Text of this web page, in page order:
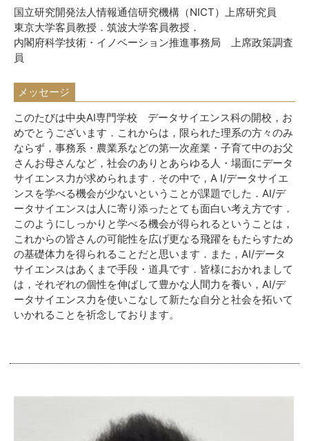
国立研究開発法人情報通信研究機構（NICT）上席研究員
東京大学客員教授．筑波大学客員教授．
内閣府科学技術・イノベーション推進事務局 上席政策調査
員
メッセージ
このたびは中央AI専門学校 データサイエンス科の開校，お
めでとうございます．これからは，限られた理系の方々のみ
ならず，事務系・農業系などの第一次産業・子育て中のお父
さんお母さんなど，社会のありとあらゆる人・場面にデータ
サイエンス力が求められます．その中で， A I/データサイエ
ンスを学べる機会が少ないということが課題でした． AI/デ
ータサイエンスは人に寄り添ったとても面白い考え方です．
このようにしっかりと学べる機会が得られるということは，
これからの皆さんの可能性を広げ更なる飛躍をもたらすため
の基礎体力を得られることだと思います．また， AI/データ
サイエンスはあくまで手段・道具です．皆様におかれまして
は，それぞれの個性を伸ばして豊かな人間力を養い， AI/デ
ータサイエンス力を使いこなして新たな自分と社会を拓いて
いかれることを祈念しております。